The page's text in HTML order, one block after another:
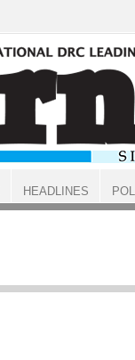
HEADLINES